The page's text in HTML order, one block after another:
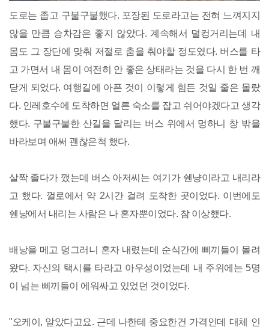
도로는 좁고 구불구불했다. 포장된 도로라고는 전혀 느껴지지
않을 만큼 승차감은 좋지 않았다. 계속해서 덜컹거리는데 내
몸도 그 장단에 맞춰 저절로 춤을 춰야할 정도였다. 버스를 타
고 가면서 내 몸이 여전히 안 좋은 상태라는 것을 다시 한 번 깨
닫게 되었다. 여행길에 아픈 것이 이렇게 힘든 것일 줄은 몰랐
다. 인레호수에 도착하면 얼른 숙소를 잡고 쉬어야겠다고 생각
했다. 구불구불한 산길을 달리는 버스 위에서 멍하니 창 밖을
바라보며 애써 괜찮은척 했다.
살짝 졸다가 깼는데 버스 아저씨는 여기가 쉔냥이라고 내리라
고 했다. 껄로에서 약 2시간 걸려 도착한 곳이었다. 이번에도
쉔냥에서 내리는 사람은 나 혼자뿐이었다. 참 이상했다.
배낭을 메고 덩그러니 혼자 내렸는데 순식간에 삐끼들이 몰려
왔다. 자신의 택시를 타라고 아우성이었는데 내 주위에는 5명
이 넘는 삐끼들이 에워싸고 있었던 것이었다.
"오케이, 알았다고요. 근데 나한테 중요한건 가격인데 대체 인